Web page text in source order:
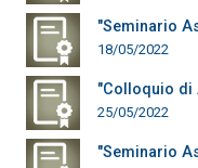
"Seminario
18/05/2022
"Colloquio di
25/05/2022
"Seminario